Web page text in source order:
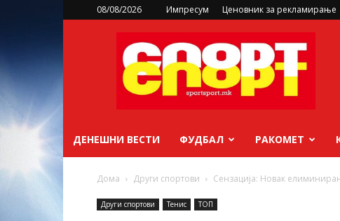
08/08/2026 Импресум Ценовник за рекламирање
sportsport.mk
ДЕНЕШНИ ВЕСТИ ФУДБАЛ РАКОМЕТ
Дома Други спортови Сензација: Новак
Други спортови Тенис ТОП